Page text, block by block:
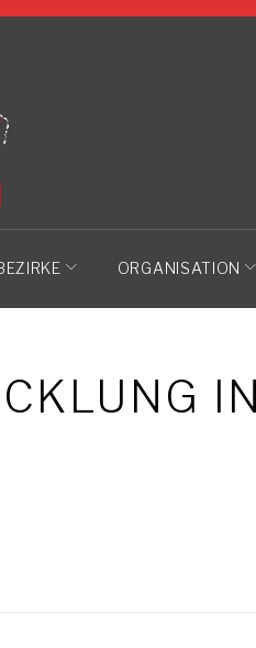
ORGANISATION